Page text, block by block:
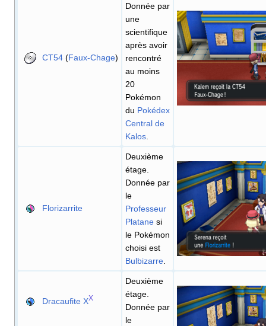
CT54 (Faux-Chage)
Donnée par
une
scientifique
après avoir
rencontré
au moins
20
Pokémon
du Pokédex
Central de
Kalos
Florizarrite
Deuxième
étage.
Donnée par
le
Professeur
Platane si
le Pokémon
choisi est
Bulbizarre
Dracaufite XX
Deuxième
étage.
Donnée par
le